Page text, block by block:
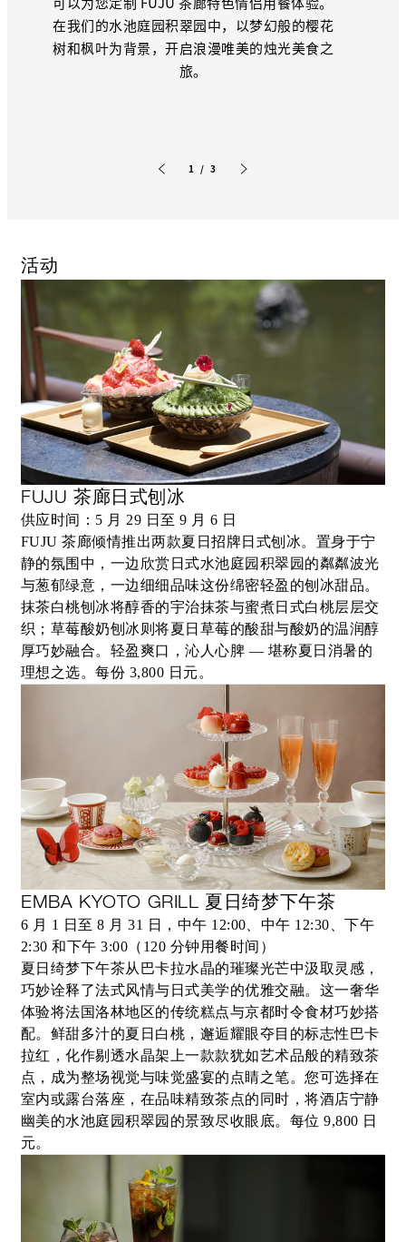
在我们的水池庭园积翠园中，以梦幻般的樱花
树和枫叶为背景，开启浪漫唯美的烛光美食之
旅。
1 / 3
活动
FUJU 茶廊日式刨冰
供应时间：5 月 29 日至 9 月 6 日
FUJU 茶廊倾情推出两款夏日招牌日式刨冰。置身于宁
静的氛围中，一边欣赏日式水池庭园积翠园的粼粼波光
与葱郁绿意，一边细细品味这份绵密轻盈的刨冰甜品。
抹茶白桃刨冰将醇香的宇治抹茶与蜜煮日式白桃层层交
织；草莓酸奶刨冰则将夏日草莓的酸甜与酸奶的温润醇
厚巧妙融合。轻盈爽口，沁人心脾 — 堪称夏日消暑的
理想之选。每份 3,800 日元。
EMBA KYOTO GRILL 夏日绮梦下午茶
6 月 1 日至 8 月 31 日，中午 12:00、中午 12:30、下午
2:30 和下午 3:00（120 分钟用餐时间）
夏日绮梦下午茶从巴卡拉水晶的璀璨光芒中汲取灵感，
巧妙诠释了法式风情与日式美学的优雅交融。这一奢华
体验将法国洛林地区的传统糕点与京都时令食材巧妙搭
配。鲜甜多汁的夏日白桃，邂逅耀眼夺目的标志性巴卡
拉红，化作剔透水晶架上一款款犹如艺术品般的精致茶
点，成为整场视觉与味觉盛宴的点睛之笔。您可选择在
室内或露台落座，在品味精致茶点的同时，将酒店宁静
幽美的水池庭园积翠园的景致尽收眼底。每位 9,800 日
元。